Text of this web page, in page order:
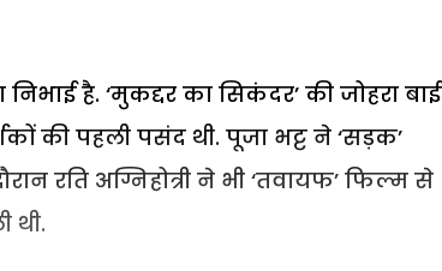
है. ‘मुकद्दर का सिकंदर’ की जोहरा बाई
की पहली पसंद थी. पूजा भट्ट ने ‘सड़क’
रति अग्निहोत्री ने भी ‘तवायफ’ फिल्म से
थी.